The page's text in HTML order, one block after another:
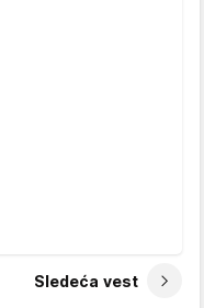
Sledeća vest